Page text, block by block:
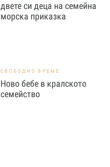
двете си деца на семейна
морска приказка
СВОБОДНО ВРЕМЕ
Ново бебе в кралското
семейство